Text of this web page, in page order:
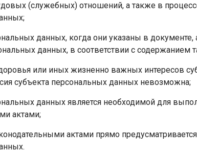
(служебных) отношений, а также в
данных, когда они указаны в
данных, в соответствии с содержанием
или иных жизненно важных интересов
субъекта персональных данных невозможна;
данных является необходимой для
актами;
актами прямо